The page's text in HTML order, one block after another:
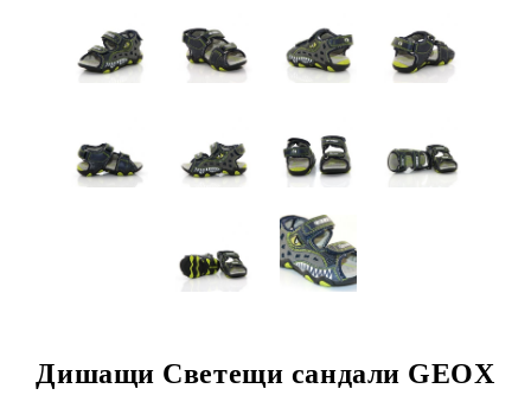
Дишащи Светещи сандали GEOX